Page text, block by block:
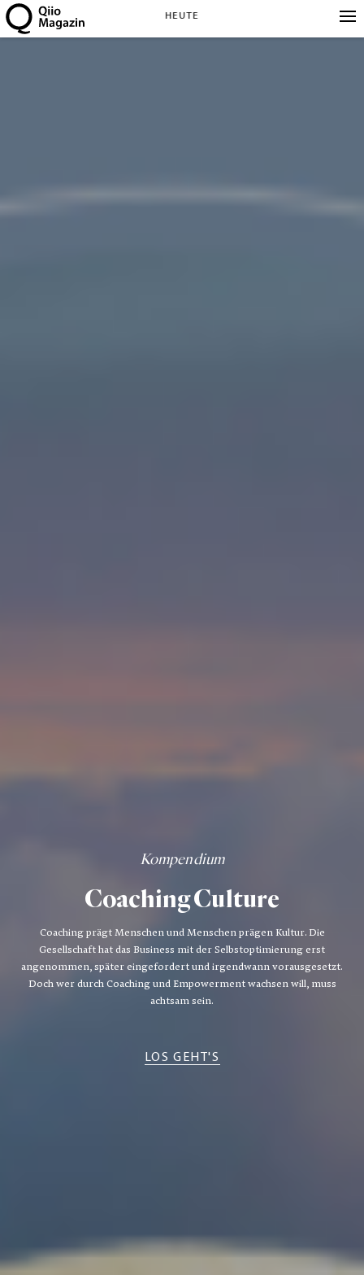
HEUTE
Kompendium
Coaching Culture
Coaching prägt Menschen und Menschen prägen Kultur. Die
Gesellschaft hat das Business mit der Selbstoptimierung erst
angenommen, später eingefordert und irgendwann vorausgesetzt.
Doch wer durch Coaching und Empowerment wachsen will, muss
achtsam sein.
LOS GEHT'S